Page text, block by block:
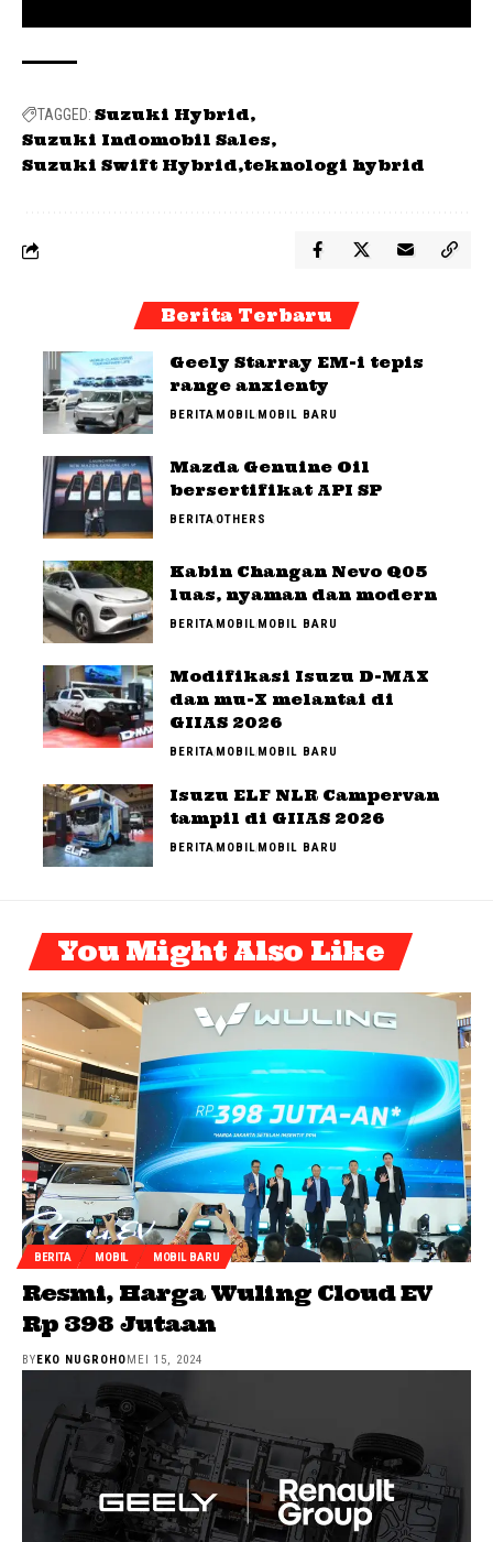
TAGGED: Suzuki Hybrid
Suzuki Indomobil Sales
Suzuki Swift Hybrid teknologi hybrid
Berita Terbaru
Geely Starray EM-i tepis
range anxienty
BERITAMOBILMOBIL BARU
Mazda Genuine Oil
bersertifikat API SP
BERITAOTHERS
Kabin Changan Nevo Q05
luas, nyaman dan modern
BERITAMOBILMOBIL BARU
Modifikasi Isuzu D-MAX
dan mu-X melantai di
GIIAS 2026
BERITAMOBILMOBIL BARU
Isuzu ELF NLR Campervan
tampil di GIIAS 2026
BERITAMOBILMOBIL BARU
You Might Also Like
BERITA MOBIL MOBIL BARU
Resmi, Harga Wuling Cloud EV
Rp 398 Jutaan
BY EKO NUGROHO MEI 15, 2024